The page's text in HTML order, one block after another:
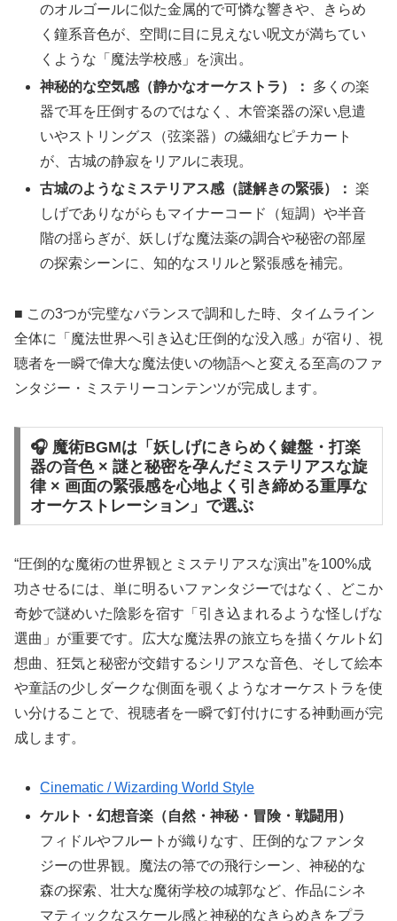
のオルゴールに似た金属的で可憐な響きや、きらめ
く鐘系音色が、空間に目に見えない呪文が満ちてい
くような「魔法学校感」を演出。
神秘的な空気感（静かなオーケストラ）：
多くの楽
器で耳を圧倒するのではなく、木管楽器の深い息遣
いやストリングス（弦楽器）の繊細なピチカート
が、古城の静寂をリアルに表現。
古城のようなミステリアス感（謎解きの緊張）： 楽
しげでありながらもマイナーコード（短調）や半音
階の揺らぎが、妖しげな魔法薬の調合や秘密の部屋
の探索シーンに、知的なスリルと緊張感を補完。
■ この3つが完璧なバランスで調和した時、タイムライン
全体に「魔法世界へ引き込む圧倒的な没入感」が宿り、視
聴者を一瞬で偉大な魔法使いの物語へと変える至高のファ
ンタジー・ミステリーコンテンツが完成します。
🎧 魔術BGMは「妖しげにきらめく鍵盤・打楽
器の音色 × 謎と秘密を孕んだミステリアスな旋
律 × 画面の緊張感を心地よく引き締める重厚な
オーケストレーション」で選ぶ
“圧倒的な魔術の世界観とミステリアスな演出”を100%成
功させるには、単に明るいファンタジーではなく、どこか
奇妙で謎めいた陰影を宿す「引き込まれるような怪しげな
選曲」が重要です。広大な魔法界の旅立ちを描くケルト幻
想曲、狂気と秘密が交錯するシリアスな音色、そして絵本
や童話の少しダークな側面を覗くようなオーケストラを使
い分けることで、視聴者を一瞬で釘付けにする神動画が完
成します。
Cinematic / Wizarding World Style
ケルト・幻想音楽（自然・神秘・冒険・戦闘用）
フィドルやフルートが織りなす、圧倒的なファンタ
ジーの世界観。魔法の箒での飛行シーン、神秘的な
森の探索、壮大な魔術学校の城郭など、作品にシネ
マティックなスケール感と神秘的なきらめきをプラ